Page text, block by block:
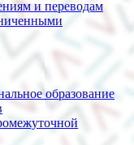
и переводам
образование